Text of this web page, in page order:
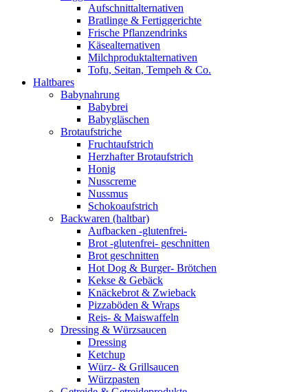
Aufschnittalternativen
Bratlinge & Fertiggerichte
Frische Pflanzendrinks
Käsealternativen
Milchproduktalternativen
Tofu, Seitan, Tempeh & Co.
Haltbares
Babynahrung
Babybrei
Babygläschen
Brotaufstriche
Fruchtaufstrich
Herzhafter Brotaufstrich
Honig
Nusscreme
Nussmus
Schokoaufstrich
Backwaren (haltbar)
Aufbacken -glutenfrei-
Brot -glutenfrei- geschnitten
Brot geschnitten
Hot Dog & Burger- Brötchen
Kekse & Gebäck
Knäckebrot & Zwieback
Pizzaböden & Wraps
Reis- & Maiswaffeln
Dressing & Würzsaucen
Dressing
Ketchup
Würz- & Grillsaucen
Würzpasten